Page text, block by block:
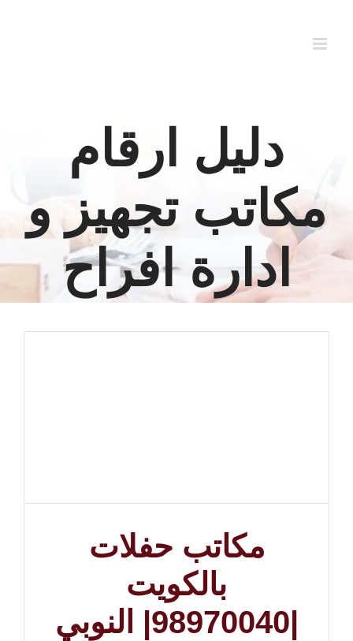
دليل ارقام
مكاتب تجهيز و
ادارة افراح
مكاتب حفلات
بالكويت
|98970040| النوبي